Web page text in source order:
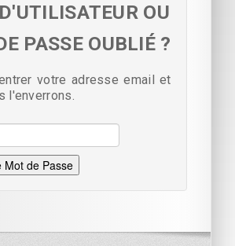
OU
PASSE OUBLIÉ ?
votre adresse email et
l'enverrons.
Mot de Passe